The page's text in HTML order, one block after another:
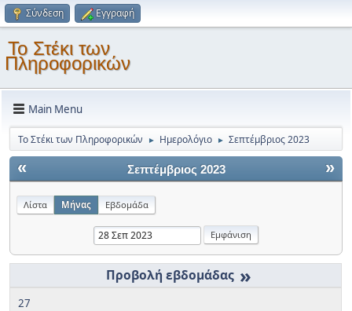
Σύνδεση Εγγραφή
Το Στέκι των
Πληροφορικών
Main Menu
Το Στέκι των Πληροφορικών ► Ημερολόγιο ► Σεπτέμβριος 2023
« »
Σεπτέμβριος 2023
Λίστα Μήνας Εβδομάδα
»
27